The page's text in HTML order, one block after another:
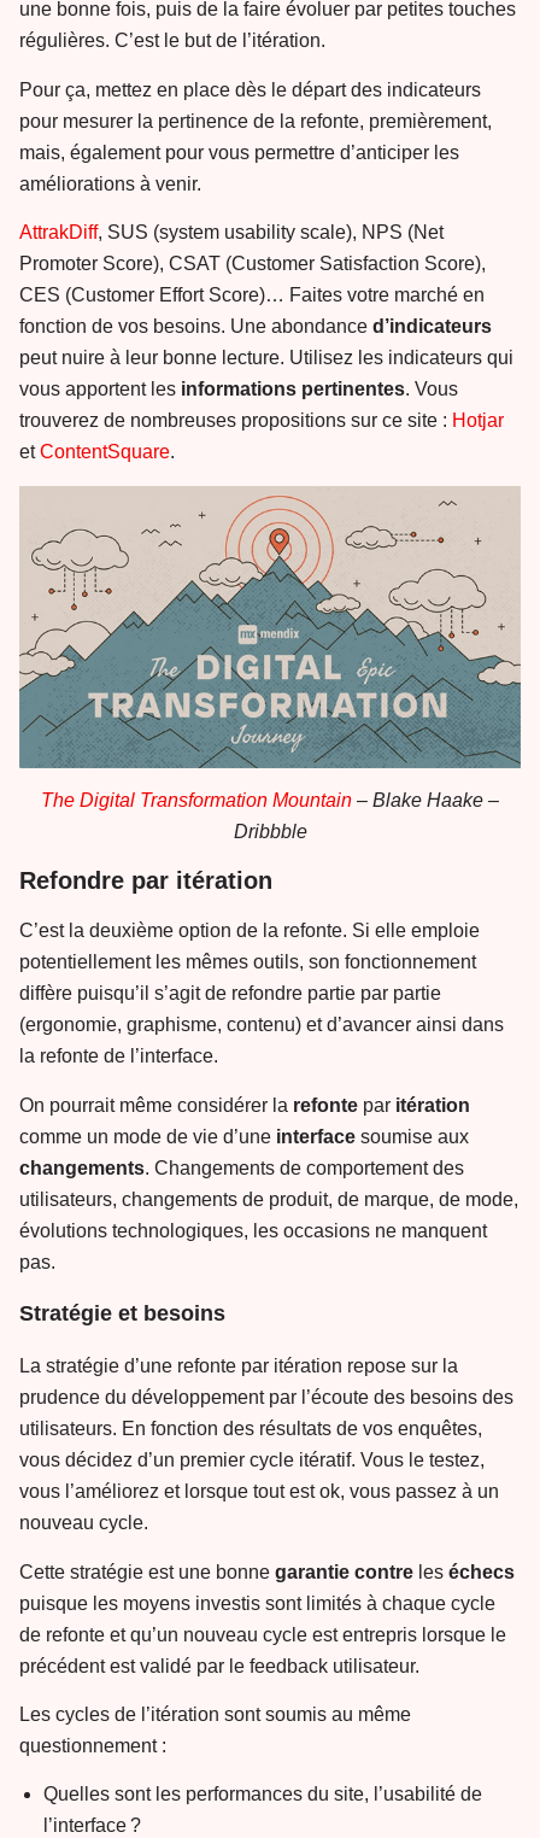
une bonne fois, puis de la faire évoluer par petites touches
régulières. C’est le but de l’itération.
Pour ça, mettez en place dès le départ des indicateurs
pour mesurer la pertinence de la refonte, premièrement,
mais, également pour vous permettre d’anticiper les
améliorations à venir.
AttrakDiff, SUS (system usability scale), NPS (Net
Promoter Score), CSAT (Customer Satisfaction Score),
CES (Customer Effort Score)… Faites votre marché en
fonction de vos besoins. Une abondance d’indicateurs
peut nuire à leur bonne lecture. Utilisez les indicateurs qui
vous apportent les informations pertinentes. Vous
trouverez de nombreuses propositions sur ce site : Hotjar
etContentSquare.
The Digital Transformation Mountain – Blake Haake –
Dribbble
Refondre par itération
C’est la deuxième option de la refonte. Si elle emploie
potentiellement les mêmes outils, son fonctionnement
diffère puisqu’il s’agit de refondre partie par partie
(ergonomie, graphisme, contenu) et d’avancer ainsi dans
la refonte de l’interface.
On pourrait même considérer la refonte par itération
comme un mode de vie d’une interface soumise aux
changements. Changements de comportement des
utilisateurs, changements de produit, de marque, de mode,
évolutions technologiques, les occasions ne manquent
pas.
Stratégie et besoins
La stratégie d’une refonte par itération repose sur la
prudence du développement par l’écoute des besoins des
utilisateurs. En fonction des résultats de vos enquêtes,
vous décidez d’un premier cycle itératif. Vous le testez,
vous l’améliorez et lorsque tout est ok, vous passez à un
nouveau cycle.
Cette stratégie est une bonne garantie contre les échecs
puisque les moyens investis sont limités à chaque cycle
de refonte et qu’un nouveau cycle est entrepris lorsque le
précédent est validé par le feedback utilisateur.
Les cycles de l’itération sont soumis au même
questionnement :
Quelles sont les performances du site, l’usabilité de
l’interface ?